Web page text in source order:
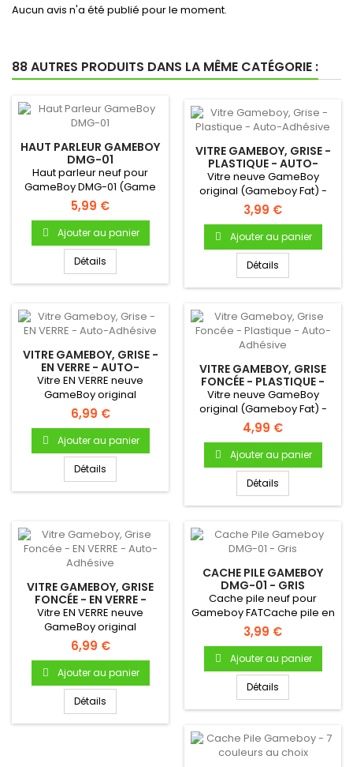
Aucun avis n'a été publié pour le moment.
88 AUTRES PRODUITS DANS LA MÊME CATÉGORIE :
HAUT PARLEUR GAMEBOY
DMG-01
Haut parleur neuf pour
GameBoy DMG-01 (Game
Boy Original) !Haut parleur...
5,99 €
Ajouter au panier
Détails
VITRE GAMEBOY, GRISE -
PLASTIQUE - AUTO-
ADHÉSIVE
Vitre neuve GameBoy
original (Gameboy Fat) -
Autocollante - Uniquement
pour...
3,99 €
Ajouter au panier
Détails
VITRE GAMEBOY, GRISE -
EN VERRE - AUTO-
ADHÉSIVE
Vitre EN VERRE neuve
GameBoy original
(Gameboy Fat) -
Autocollante -...
6,99 €
Ajouter au panier
Détails
VITRE GAMEBOY, GRISE
FONCÉE - PLASTIQUE -
AUTO-ADHÉSIVE
Vitre neuve GameBoy
original (Gameboy Fat) -
Autocollante - Uniquement
pour...
4,99 €
Ajouter au panier
Détails
VITRE GAMEBOY, GRISE
FONCÉE - EN VERRE -
AUTO-ADHÉSIVE
Vitre EN VERRE neuve
GameBoy original
(Gameboy Fat) -
Autocollante -...
6,99 €
Ajouter au panier
Détails
CACHE PILE GAMEBOY
DMG-01 - GRIS
Cache pile neuf pour
Gameboy FATCache pile en
plastique Pour Gameboy...
3,99 €
Ajouter au panier
Détails